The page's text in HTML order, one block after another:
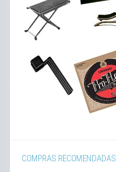
COMPRAS RECOMENDADAS